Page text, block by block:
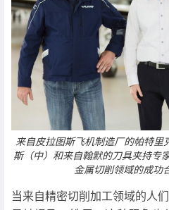
来自皮拉图斯飞机制造厂的帕特里
斯（中）和来自翰默的刀具夹持专
金属切削领域的成功
当来自精密切削加工领域的人